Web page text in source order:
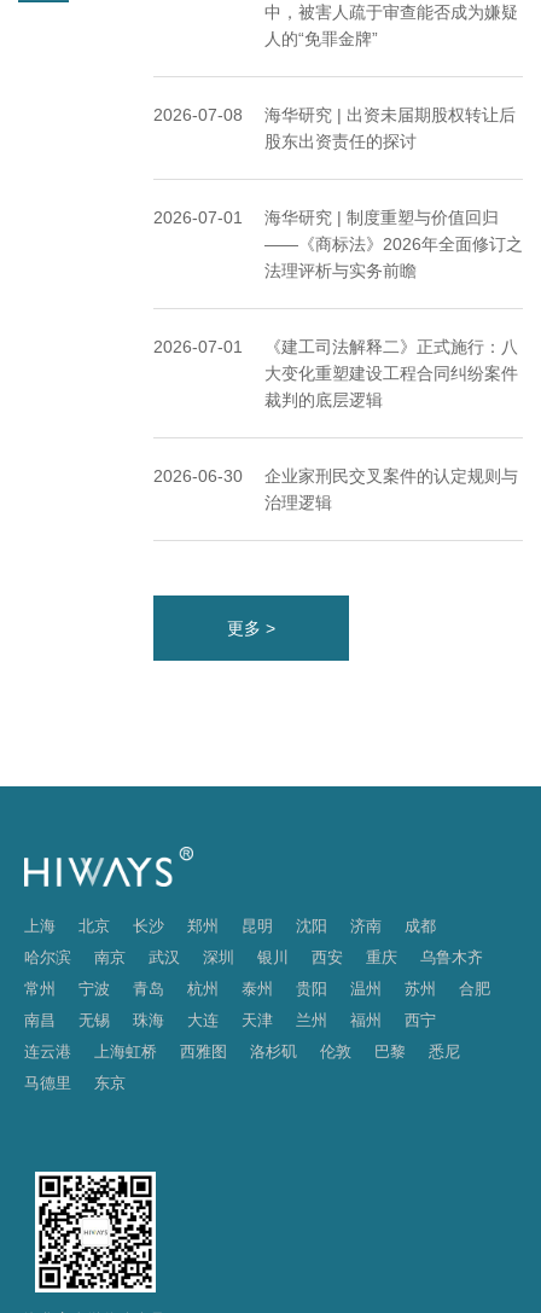
中，被害人疏于审查能否成为嫌疑
人的“免罪金牌”
2026-07-08
海华研究 | 出资未届期股权转让后
股东出资责任的探讨
2026-07-01
海华研究 | 制度重塑与价值回归
——《商标法》2026年全面修订之
法理评析与实务前瞻
2026-07-01
《建工司法解释二》正式施行：八
大变化重塑建设工程合同纠纷案件
裁判的底层逻辑
2026-06-30
企业家刑民交叉案件的认定规则与
治理逻辑
更多 >
上海 北京 长沙 郑州 昆明 沈阳 济南
成都
哈尔滨
南京 武汉 深圳 银川 西安 重庆
乌鲁木齐
常州
宁波 青岛 杭州 泰州 贵阳 温州 苏州
合肥
南昌
无锡 珠海 大连 天津 兰州 福州
西宁
连云港
上海虹桥 西雅图 洛杉矶 伦敦 巴黎
悉尼
马德里
东京